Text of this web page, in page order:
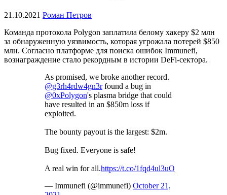
21.10.2021 Роман Петров
Команда протокола Polygon заплатила белому хакеру $2 млн
за обнаруженную уязвимость, которая угрожала потерей $850
млн. Согласно платформе для поиска ошибок Immunefi,
вознаграждение стало рекордным в истории DeFi-сектора.
As promised, we broke another record.
@g3rh4rdw4gn3rfound a bug in
@0xPolygon's plasma bridge that could
have resulted in an $850m loss if
exploited.
The bounty payout is the largest: $2m.
Bug fixed. Everyone is safe!
A real win for all.https://t.co/1fqd4ul3uO
— Immunefi (@immunefi) October 21,